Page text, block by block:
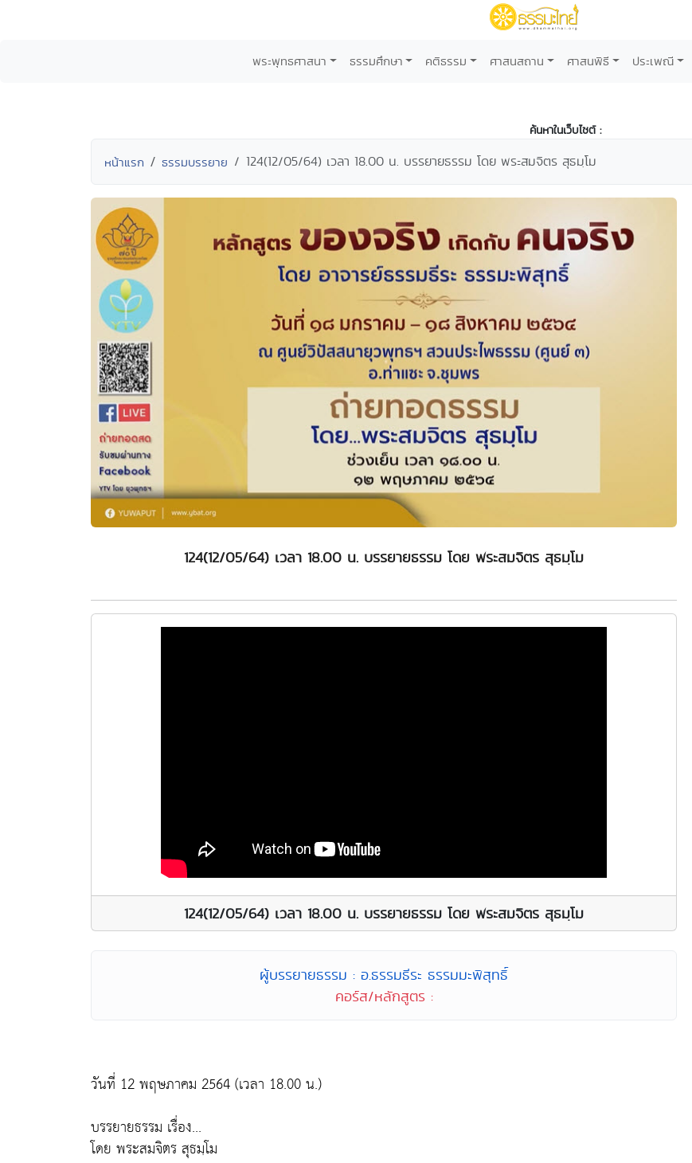
พระพุทธศาสนา ธรรมศึกษา คติธรรม ศาสนสถาน ศาสนพิธี ประเพณี
ค้นหาในเว็บไซต์ :
หน้าแรก ธรรมบรรยาย 124(12/05/64) เวลา 18.00 น. บรรยายธรรม โดย พระสมจิตร สุธมฺโม
124(12/05/64) เวลา 18.00 น. บรรยายธรรม โดย พระสมจิตร สุธมฺโม
124(12/05/64) เวลา 18.00 น. บรรยายธรรม โดย พระสมจิตร สุธมฺโม
ผู้บรรยายธรรม : อ.ธรรมธีระ ธรรมมะพิสุทธิ์
คอร์ส/หลักสูตร :
วันที่ 12 พฤษภาคม 2564 (เวลา 18.00 น.)
บรรยายธรรม เรื่อง...
โดย พระสมจิตร สุธมฺโม